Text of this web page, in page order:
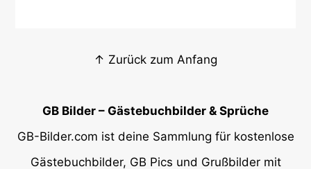
↑ Zurück zum Anfang
GB Bilder – Gästebuchbilder & Sprüche
GB-Bilder.com ist deine Sammlung für kostenlose
Gästebuchbilder, GB Pics und Grußbilder mit